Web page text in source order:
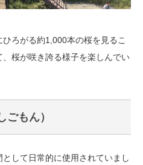
ろがる約1,000本の桜を見るこ
桜が咲き誇る様子を楽しんでい
もん）
して日常的に使用されていまし